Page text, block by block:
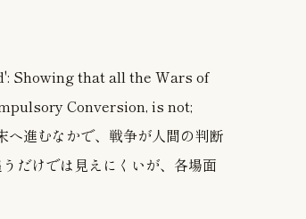
Showing that all the Wars of
Conversion, is not;
進むなかで、戦争が人間の判断
だけでは見えにくいが、各場面